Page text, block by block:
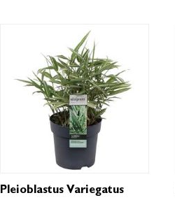
Pleioblastus Variegatus